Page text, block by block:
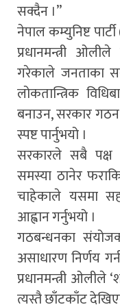
सक्दैन ।”
नेपाल कम्युनिष्ट
प्रधानमन्त्री
गरेकाले जनताका
लोकतान्त्रिक
बनाउन, सरकार
स्पष्ट पार्नुभयो ।
सरकारले सबै पक्ष
समस्या ठानेर
चाहेकाले यसमा
आह्वान गर्नुभयो ।
गठबन्धनका
असाधारण निर्णय
प्रधानमन्त्री ओलीले
त्यस्तै छाँटकाँट